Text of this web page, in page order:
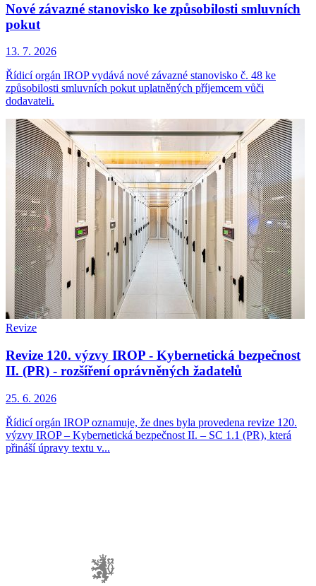
Nové závazné stanovisko ke způsobilosti smluvních
pokut
13. 7. 2026
Řídicí orgán IROP vydává nové závazné stanovisko č. 48 ke
způsobilosti smluvních pokut uplatněných příjemcem vůči
dodavateli.
Revize
Revize 120. výzvy IROP - Kybernetická bezpečnost
II. (PR) - rozšíření oprávněných žadatelů
25. 6. 2026
Řídicí orgán IROP oznamuje, že dnes byla provedena revize 120.
výzvy IROP – Kybernetická bezpečnost II. – SC 1.1 (PR), která
přináší úpravy textu v...